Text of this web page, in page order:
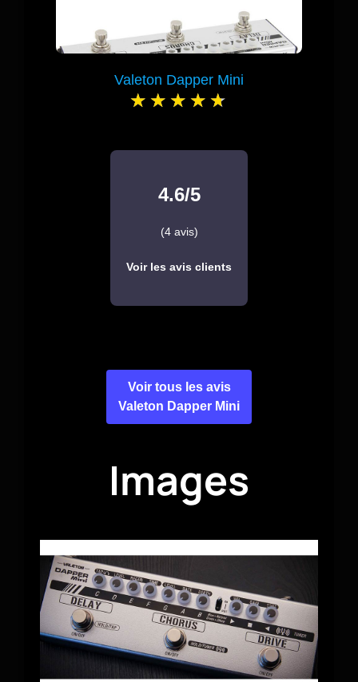
Valeton Dapper Mini
4.6/5
(4 avis)
Voir les avis clients
Voir tous les avis
Valeton Dapper Mini
Images